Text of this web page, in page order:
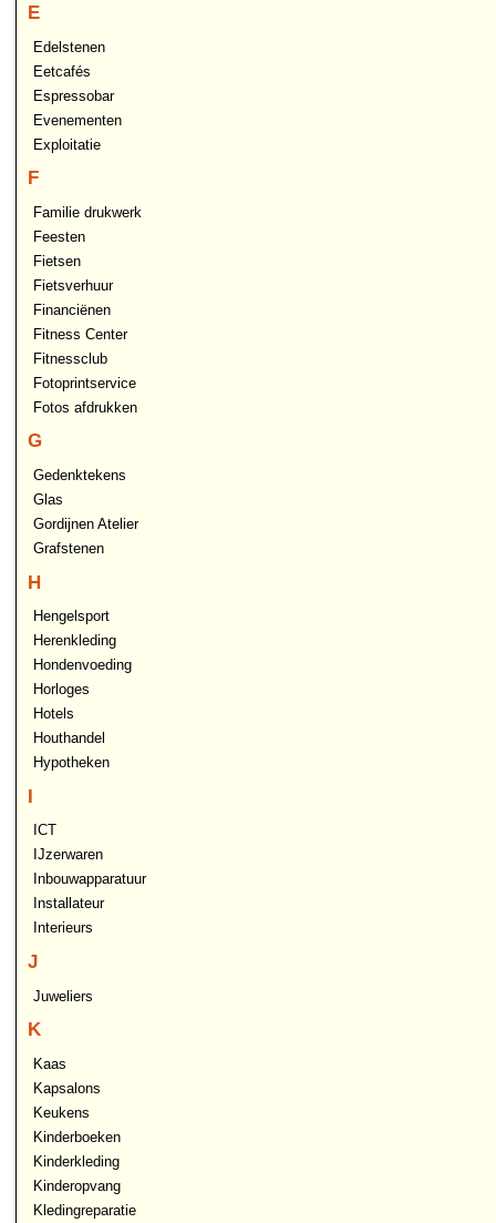
E
Edelstenen
Eetcafés
Espressobar
Evenementen
Exploitatie
F
Familie drukwerk
Feesten
Fietsen
Fietsverhuur
Financiënen
Fitness Center
Fitnessclub
Fotoprintservice
Fotos afdrukken
G
Gedenktekens
Glas
Gordijnen Atelier
Grafstenen
H
Hengelsport
Herenkleding
Hondenvoeding
Horloges
Hotels
Houthandel
Hypotheken
I
ICT
IJzerwaren
Inbouwapparatuur
Installateur
Interieurs
J
Juweliers
K
Kaas
Kapsalons
Keukens
Kinderboeken
Kinderkleding
Kinderopvang
Kledingreparatie